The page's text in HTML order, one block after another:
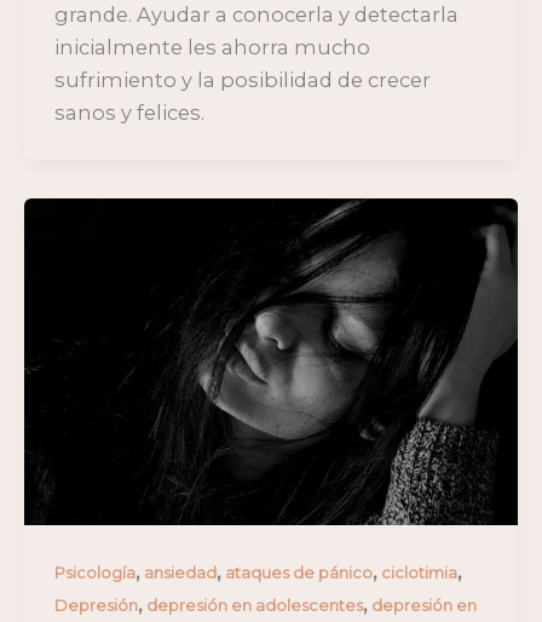
grande. Ayudar a conocerla y detectarla
inicialmente les ahorra mucho
sufrimiento y la posibilidad de crecer
sanos y felices.
Psicología, ansiedad, ataques de pánico, ciclotimia,
Depresión, depresión en adolescentes, depresión en